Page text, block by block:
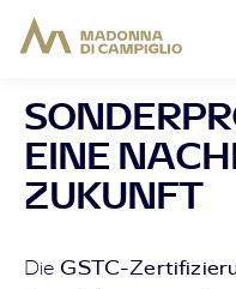
EINE
ZUKUNFT
Die GSTC-